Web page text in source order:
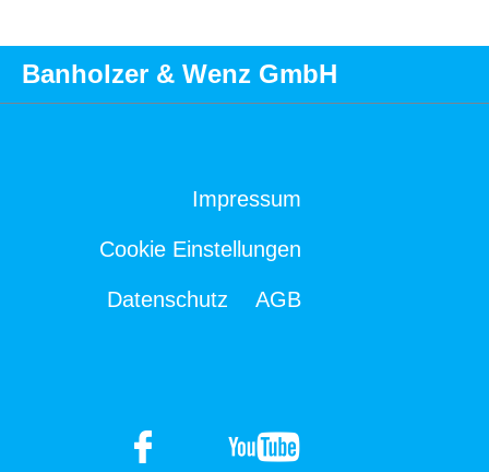
Banholzer & Wenz GmbH
Impressum
Cookie Einstellungen
Datenschutz AGB